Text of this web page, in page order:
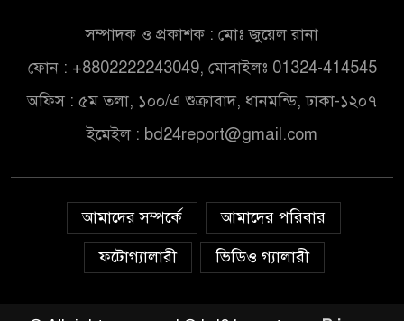
সম্পাদক ও প্রকাশক : মোঃ জুয়েল রানা
ফোন : +8802222243049, মোবাইলঃ 01324-414545
অফিস : ৫ম তলা, ১০০/এ শুক্রাবাদ, ধানমন্ডি, ঢাকা-১২০৭
ইমেইল : bd24report@gmail.com
আমাদের সম্পর্কে
আমাদের পরিবার
ফটোগ্যালারী
ভিডিও গ্যালারী